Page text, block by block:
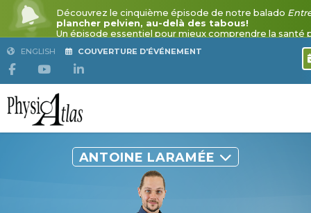
ENGLISH COUVERTURE D'ÉVÉNEMENT
ANTOINE LARAMÉE